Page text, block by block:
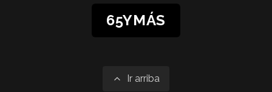
65YMÁS
Ir arriba